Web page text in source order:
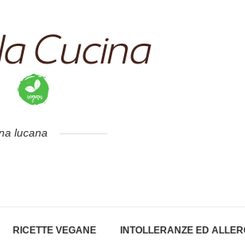
lucana
RICETTE VEGANE INTOLLERANZE ED